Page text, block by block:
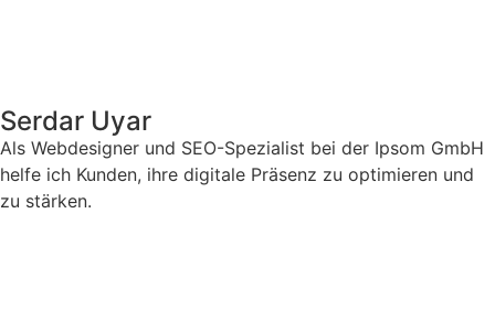
Serdar Uyar
Als Webdesigner und SEO-Spezialist bei der Ipsom GmbH
helfe ich Kunden, ihre digitale Präsenz zu optimieren und
zu stärken.